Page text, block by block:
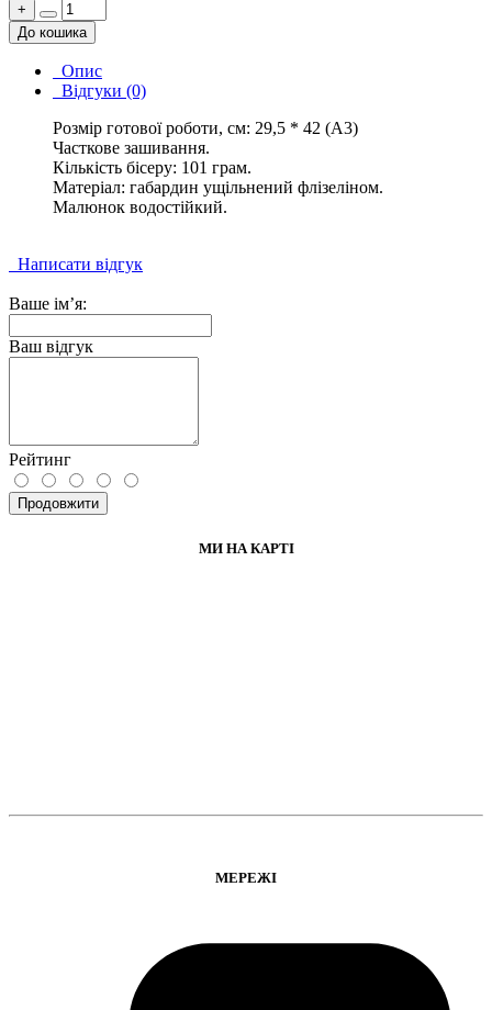
+
До кошика
Опис
Відгуки (0)
Розмір готової роботи, см: 29,5 * 42 (А3)
Часткове зашивання.
Кількість бісеру: 101 грам.
Матеріал: габардин ущільнений флізеліном.
Малюнок водостійкий.
Написати відгук
Ваше ім’я:
Ваш відгук
Рейтинг
Продовжити
МИ НА КАРТІ
МЕРЕЖІ